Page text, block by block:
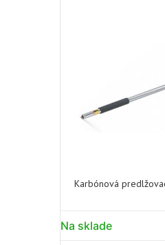
Karbónová
Na sklade